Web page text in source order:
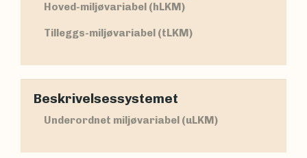
Hoved-miljøvariabel (hLKM)
Tilleggs-miljøvariabel (tLKM)
Beskrivelsessystemet
Underordnet miljøvariabel (uLKM)